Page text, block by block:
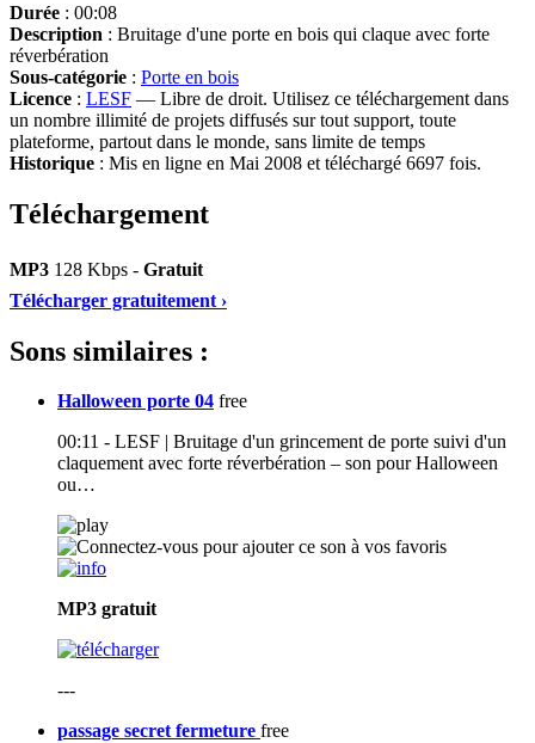
Durée : 00:08
Description : Bruitage d'une porte en bois qui claque avec forte
réverbération
Sous-catégorie : Porte en bois
Licence : LESF — Libre de droit. Utilisez ce téléchargement dans
un nombre illimité de projets diffusés sur tout support, toute
plateforme, partout dans le monde, sans limite de temps
Historique : Mis en ligne en Mai 2008 et téléchargé 6697 fois.
Téléchargement
MP3 128 Kbps - Gratuit
Télécharger gratuitement ›
Sons similaires :
Halloween porte 04 free
00:11 - LESF | Bruitage d'un grincement de porte suivi d'un
claquement avec forte réverbération – son pour Halloween
ou…
MP3 gratuit
---
passage secret fermeture free